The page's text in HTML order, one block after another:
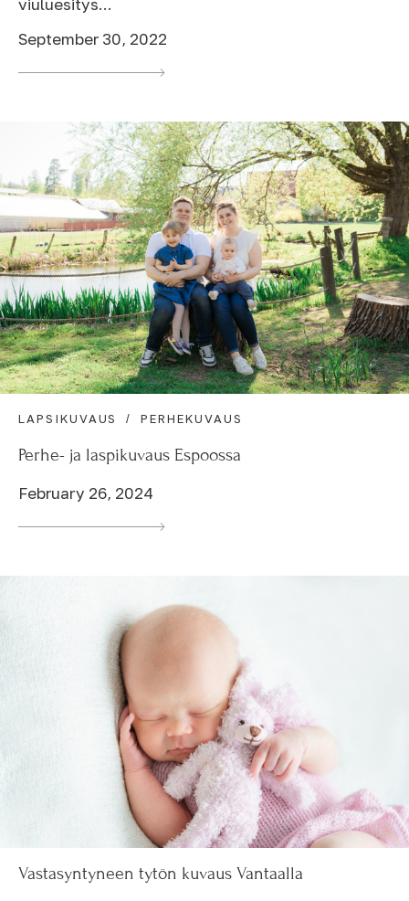
viuluesitys...
September 30, 2022
LAPSIKUVAUS PERHEKUVAUS
Perhe- ja laspikuvaus Espoossa
February 26, 2024
Vastasyntyneen tytön kuvaus Vantaalla